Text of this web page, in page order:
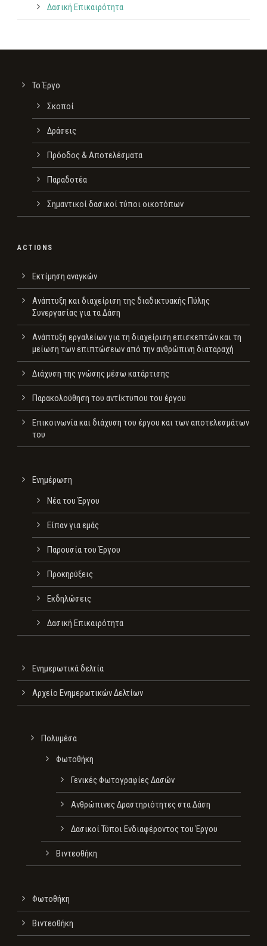
Δασική Επικαιρότητα
Το Έργο
Σκοποί
Δράσεις
Πρόοδος & Αποτελέσματα
Παραδοτέα
Σημαντικοί δασικοί τύποι οικοτόπων
ACTIONS
Εκτίμηση αναγκών
Ανάπτυξη και διαχείριση της διαδικτυακής Πύλης
Συνεργασίας για τα Δάση
Ανάπτυξη εργαλείων για τη διαχείριση επισκεπτών και τη
μείωση των επιπτώσεων από την ανθρώπινη διαταραχή
Διάχυση της γνώσης μέσω κατάρτισης
Παρακολούθηση του αντίκτυπου του έργου
Επικοινωνία και διάχυση του έργου και των αποτελεσμάτων
του
Ενημέρωση
Νέα του Έργου
Είπαν για εμάς
Παρουσία του Έργου
Προκηρύξεις
Εκδηλώσεις
Δασική Επικαιρότητα
Ενημερωτικά δελτία
Αρχείο Ενημερωτικών Δελτίων
Πολυμέσα
Φωτοθήκη
Γενικές Φωτογραφίες Δασών
Ανθρώπινες Δραστηριότητες στα Δάση
Δασικοί Τύποι Ενδιαφέροντος του Έργου
Βιντεοθήκη
Φωτοθήκη
Βιντεοθήκη